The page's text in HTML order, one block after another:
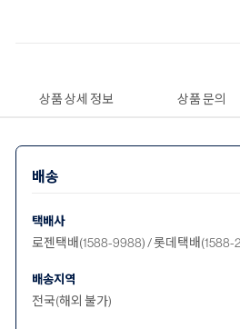
상품 상세 정보 상품 문의
배송
택배사
로젠택배(1588-9988) / 롯데택배(1588-
배송지역
전국(해외 불가)